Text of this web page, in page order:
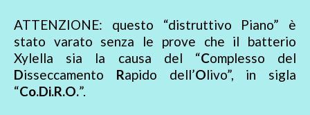
ATTENZIONE: questo “distruttivo Piano” è
stato varato senza le prove che il batterio
Xylella sia la causa del “Complesso del
Disseccamento Rapido dell’Olivo”, in sigla
“Co.Di.R.O.”.